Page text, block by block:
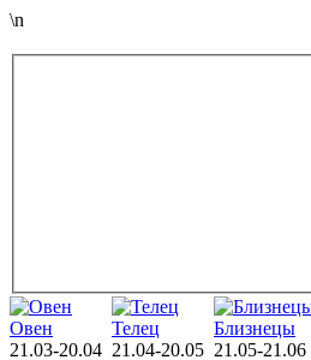
\n
Овен
21.03-20.04
Телец
21.04-20.05
Близнецы
21.05-21.06